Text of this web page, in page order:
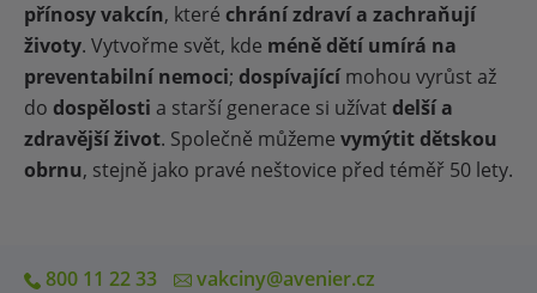
přínosy vakcín, které chrání zdraví a zachraňují
životy. Vytvořme svět, kde méně dětí umírá na
preventabilní nemoci; dospívajícímohou vyrůst až
do dospělosti a starší generace si užívatdelší a
zdravější život. Společně můžeme vymýtit dětskou
obrnu, stejně jako pravé neštovice před téměř 50 lety.
800 11 22 33 vakciny@avenier.cz